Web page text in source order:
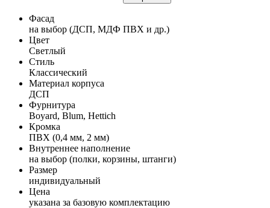
Фасад
на выбор (ДСП, МДФ ПВХ и др.)
Цвет
Светлый
Стиль
Классический
Материал корпуса
ДСП
Фурнитура
Boyard, Blum, Hettich
Кромка
ПВХ (0,4 мм, 2 мм)
Внутреннее наполнение
на выбор (полки, корзины, штанги)
Размер
индивидуальный
Цена
указана за базовую комплектацию